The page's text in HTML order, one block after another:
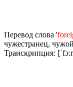
Перевод слова '
чужестранец,
Транскрипция: